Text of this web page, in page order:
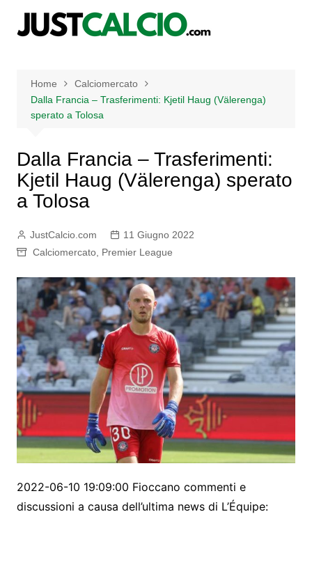
Home
Calciomercato
Dalla Francia – Trasferimenti: Kjetil Haug (Välerenga)
sperato a Tolosa
Dalla Francia – Trasferimenti:
Kjetil Haug (Välerenga) sperato
a Tolosa
JustCalcio.com
11 Giugno 2022
Calciomercato, Premier League
2022-06-10 19:09:00 Fioccano commenti e
discussioni a causa dell’ultima news di L’Équipe: